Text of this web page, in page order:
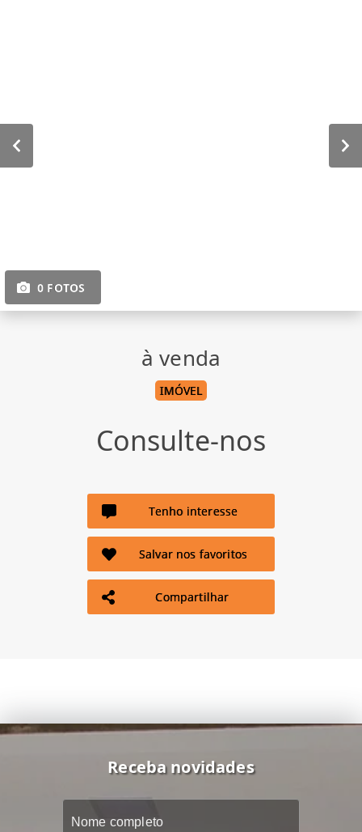
0 FOTOS
à venda
IMÓVEL
Consulte-nos
Tenho interesse
Salvar nos favoritos
Compartilhar
Receba novidades